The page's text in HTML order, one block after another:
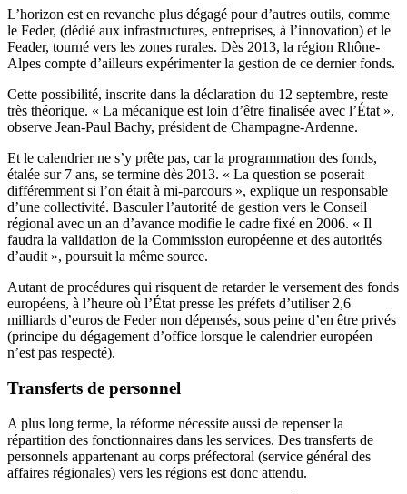
L’horizon est en revanche plus dégagé pour d’autres outils, comme
le Feder, (dédié aux infrastructures, entreprises, à l’innovation) et le
Feader, tourné vers les zones rurales. Dès 2013, la région Rhône-
Alpes compte d’ailleurs expérimenter la gestion de ce dernier fonds.
Cette possibilité, inscrite dans la déclaration du 12 septembre, reste
très théorique. « La mécanique est loin d’être finalisée avec l’État »,
observe Jean-Paul Bachy, président de Champagne-Ardenne.
Et le calendrier ne s’y prête pas, car la programmation des fonds,
étalée sur 7 ans, se termine dès 2013. « La question se poserait
différemment si l’on était à mi-parcours », explique un responsable
d’une collectivité. Basculer l’autorité de gestion vers le Conseil
régional avec un an d’avance modifie le cadre fixé en 2006. « Il
faudra la validation de la Commission européenne et des autorités
d’audit », poursuit la même source.
Autant de procédures qui risquent de retarder le versement des fonds
européens, à l’heure où l’État presse les préfets d’utiliser 2,6
milliards d’euros de Feder non dépensés, sous peine d’en être privés
(principe du dégagement d’office lorsque le calendrier européen
n’est pas respecté).
Transferts de personnel
A plus long terme, la réforme nécessite aussi de repenser la
répartition des fonctionnaires dans les services. Des transferts de
personnels appartenant au corps préfectoral (service général des
affaires régionales) vers les régions est donc attendu.